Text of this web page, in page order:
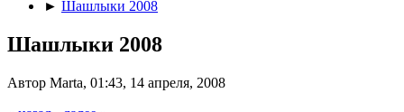
► Шашлыки 2008
Шашлыки 2008
Автор Marta, 01:43, 14 апреля, 2008